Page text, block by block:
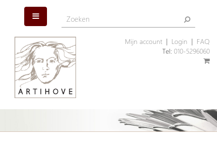
Mijn account| Login
FAQ
Tel: 010-5296060